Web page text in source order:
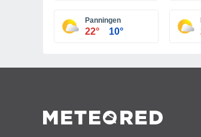
Panningen
22° 10°